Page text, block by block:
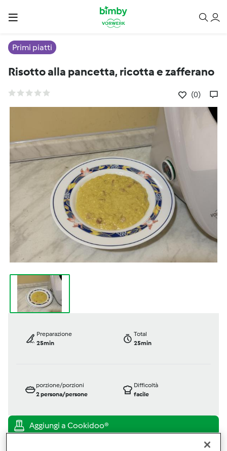
Primi piatti
Risotto alla pancetta, ricotta e zafferano
(0)
Preparazione
25min
Total
25min
porzione/porzioni
2persona/persone
Difficoltà
facile